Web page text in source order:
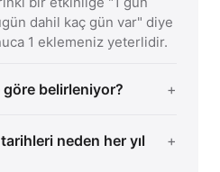
dahil kaç gün var" diye
1 eklemeniz yeterlidir.
belirleniyor?
neden her yıl